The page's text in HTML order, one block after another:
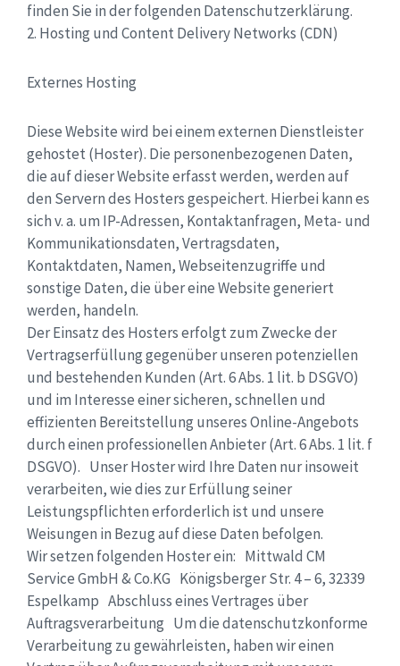
finden Sie in der folgenden Datenschutzerklärung.
2. Hosting und Content Delivery Networks (CDN)
Externes Hosting
Diese Website wird bei einem externen Dienstleister
gehostet (Hoster). Die personenbezogenen Daten,
die auf dieser Website erfasst werden, werden auf
den Servern des Hosters gespeichert. Hierbei kann es
sich v. a. um IP-Adressen, Kontaktanfragen, Meta- und
Kommunikationsdaten, Vertragsdaten,
Kontaktdaten, Namen, Webseitenzugriffe und
sonstige Daten, die über eine Website generiert
werden, handeln.
Der Einsatz des Hosters erfolgt zum Zwecke der
Vertragserfüllung gegenüber unseren potenziellen
und bestehenden Kunden (Art. 6 Abs. 1 lit. b DSGVO)
und im Interesse einer sicheren, schnellen und
effizienten Bereitstellung unseres Online-Angebots
durch einen professionellen Anbieter (Art. 6 Abs. 1 lit. f
DSGVO). Unser Hoster wird Ihre Daten nur insoweit
verarbeiten, wie dies zur Erfüllung seiner
Leistungspflichten erforderlich ist und unsere
Weisungen in Bezug auf diese Daten befolgen.
Wir setzen folgenden Hoster ein: Mittwald CM
Service GmbH & Co.KG Königsberger Str. 4 – 6, 32339
Espelkamp Abschluss eines Vertrages über
Auftragsverarbeitung Um die datenschutzkonforme
Verarbeitung zu gewährleisten, haben wir einen